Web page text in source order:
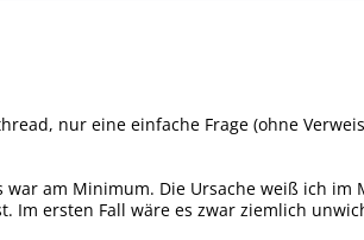
nur eine einfache Frage (ohne
war am Minimum. Die Ursache weiß ich
Im ersten Fall wäre es zwar ziemlich